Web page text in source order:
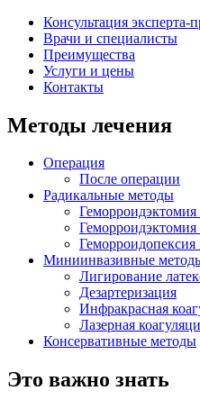
Консультация эксперта-
Врачи и специалисты
Преимущества
Услуги и цены
Контакты
Методы лечения
Операция
После операции
Радикальные методы
Миниинвазивные
Лигирование
Дезартеризация
Инфракрасная
Лазерная
Консервативные методы
Это важно знать